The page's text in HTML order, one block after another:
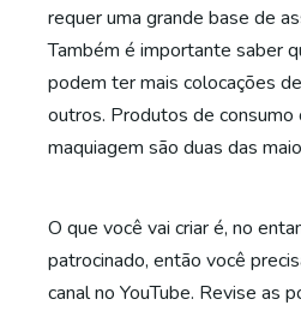
requer uma grande base de
Também é importante saber
podem ter mais colocações
outros. Produtos de consumo
maquiagem são duas das
O que você vai criar é, no
patrocinado, então você
canal no YouTube. Revise as